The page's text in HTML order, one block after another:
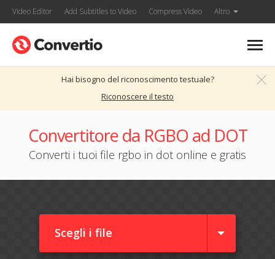
Video Editor Add Subtitles to Video Compress Video Altro
Hai bisogno del riconoscimento testuale?
Riconoscere il testo
Convertitore da RGBO ad DOT
Converti i tuoi file rgbo in dot online e gratis
Scegli i file